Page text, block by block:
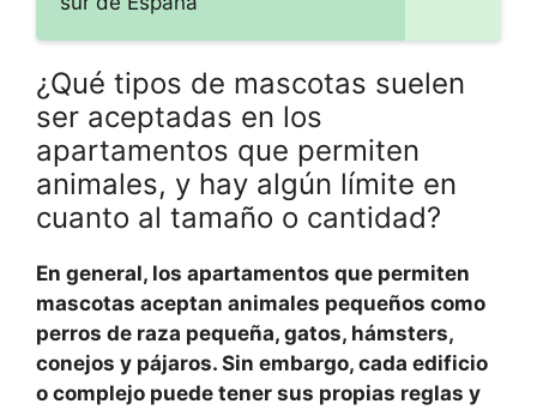
¿Qué tipos de mascotas suelen
ser aceptadas en los
apartamentos que permiten
animales, y hay algún límite en
cuanto al tamaño o cantidad?
En general, los apartamentos que permiten
mascotas aceptan animales pequeños como
perros de raza pequeña, gatos, hámsters,
conejos y pájaros. Sin embargo, cada edificio
o complejo puede tener sus propias reglas y